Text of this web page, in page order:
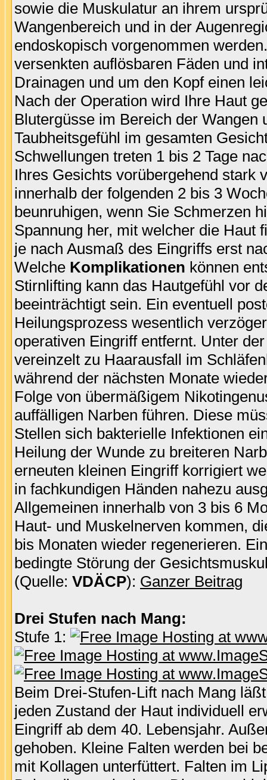
sowie die Muskulatur an ihrem
Wangenbereich und in der
endoskopisch vorgenommen
versenkten auflösbaren Fäden und
Drainagen und um den Kopf einen
Nach der Operation wird Ihre Haut
Blutergüsse im Bereich der
Taubheitsgefühl im gesamten
Schwellungen treten 1 bis 2 Tage
Ihres Gesichts vorübergehend stark
innerhalb der folgenden 2 bis 3
beunruhigen, wenn Sie Schmerzen
Spannung her, mit welcher die Haut
je nach Ausmaß des Eingriffs erst
Welche Komplikationen können
Stirnlifting kann das Hautgefühl vor
beeinträchtigt sein. Ein eventuell
Heilungsprozess wesentlich
operativen Eingriff entfernt. Unter
vereinzelt zu Haarausfall im
während der nächsten Monate
Folge von übermäßigem
auffälligen Narben führen. Diese
Stellen sich bakterielle Infektionen
Heilung der Wunde zu breiteren
erneuten kleinen Eingriff korrigiert
in fachkundigen Händen nahezu
Allgemeinen innerhalb von 3 bis 6
Haut- und Muskelnerven kommen,
bis Monaten wieder regenerieren.
bedingte Störung der
(Quelle: VDÄCP): Ganzer Beitrag
Drei Stufen nach Mang:
Stufe 1:
Beim Drei-Stufen-Lift nach Mang
jeden Zustand der Haut individuell
Eingriff ab dem 40. Lebensjahr.
gehoben. Kleine Falten werden bei
mit Kollagen unterfüttert. Falten im